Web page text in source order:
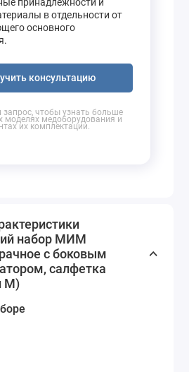
в отдельности от
основного
консультацию
чтобы узнать больше
моделях медоборудования и
их комплектации.
набор МИМ
с боковым
салфетка
M)